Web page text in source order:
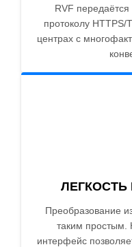
RVF
протоколу HTTPS/
центрах с
Преобразование
таким простым.
интерфейс